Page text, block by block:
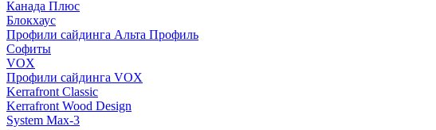
Канада Плюс
Блокхаус
Профили сайдинга Альта Профиль
Софиты
VOX
Профили сайдинга VOX
Kerrafront Classic
Kerrafront Wood Design
System Max-3